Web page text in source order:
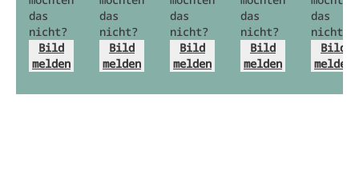
das
nicht?
Bild
melden
das
nicht?
Bild
melden
das
nicht?
Bild
melden
das
nicht?
Bild
melden
das
nicht?
Bild
melden